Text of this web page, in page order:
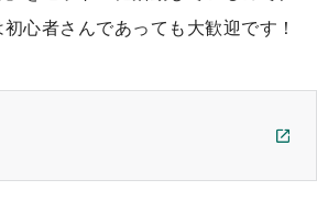
心者さんであっても大歓迎です！